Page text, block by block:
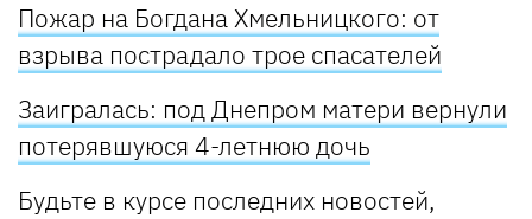
Пожар на Богдана Хмельницкого: от
взрыва пострадало трое спасателей
Заигралась: под Днепром матери вернули
потерявшуюся 4-летнюю дочь
Будьте в курсе последних новостей,